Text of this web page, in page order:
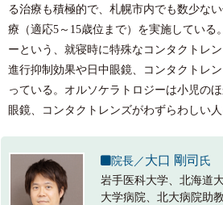
る治療も積極的で、札幌市内でも数少な
療（適応5～15歳位まで）を実施している
ーという、就寝時に特殊なコンタクトレ
進行抑制効果や日中眼鏡、コンタクトレ
っている。オルソケラトロジーは小児の
眼鏡、コンタクトレンズがわずらわしい人
院長／大口 剛司 氏
岩手医科大学、北海道
大学病院、北大病院助